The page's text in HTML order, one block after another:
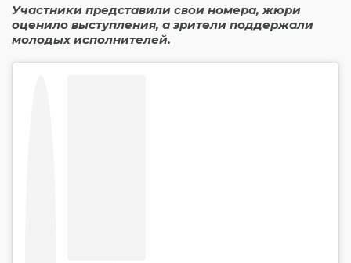
Участники представили свои номера, жюри
оценило выступления, а зрители поддержали
молодых исполнителей.